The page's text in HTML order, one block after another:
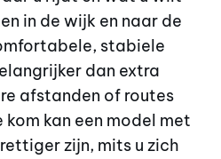
in de wijk en naar de
stabiele
dan extra
afstanden of routes
kan een model met
zijn, mits u zich